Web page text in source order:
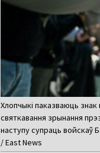
Хлопчыкі паказваюць знак
святкавання зрынання
наступу супраць войскаў
/ East News